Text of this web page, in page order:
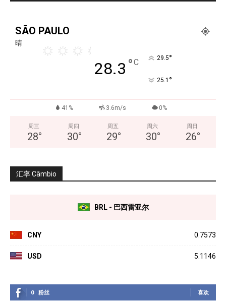
SÃO PAULO
晴
28.3 °C 29.5°
25.1 °
41% 3.6m/s 0%
周三
28°
周四
30°
周五
29°
周六
30°
周日
26°
汇率 Câmbio
BRL - 巴西雷亚尔
CNY 0.7573
USD 5.1146
0 粉丝 喜欢